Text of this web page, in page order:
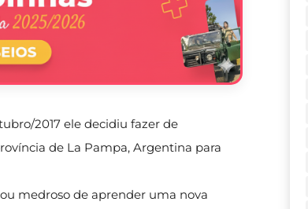
2017 ele decidiu fazer de
de La Pampa, Argentina para
medroso de aprender uma nova